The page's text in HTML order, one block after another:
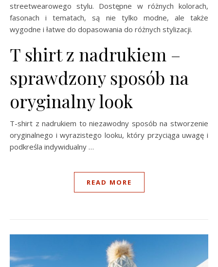
streetwearowego stylu. Dostępne w różnych kolorach,
fasonach i tematach, są nie tylko modne, ale także
wygodne i łatwe do dopasowania do różnych stylizacji.
T shirt z nadrukiem –
sprawdzony sposób na
oryginalny look
T-shirt z nadrukiem to niezawodny sposób na stworzenie
oryginalnego i wyrazistego looku, który przyciąga uwagę i
podkreśla indywidualny …
READ MORE